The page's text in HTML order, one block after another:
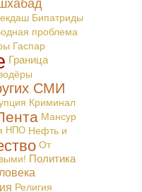
Бипатриды
проблема
Гаспар
Граница
СМИ
Криминал
Мансур
НПО Нефть и
От
Политика
Религия